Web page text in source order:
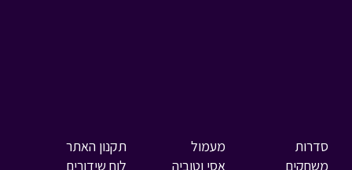
סדרות
משחקים
מעמול
אסי וטוביה
תקנון האתר
לוח שידורים